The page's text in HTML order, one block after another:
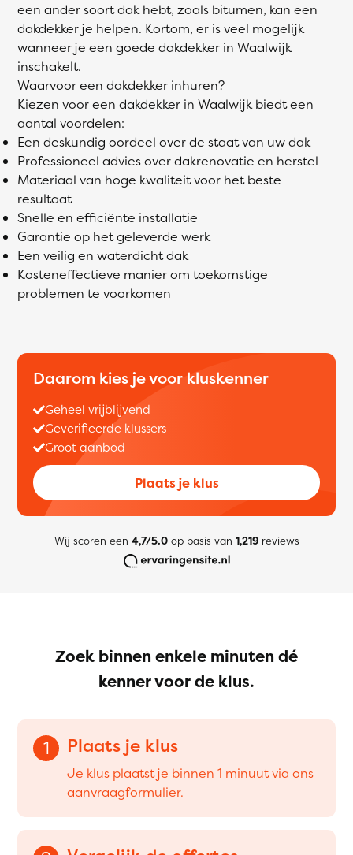
een ander soort dak hebt, zoals bitumen, kan een
dakdekker je helpen. Kortom, er is veel mogelijk
wanneer je een goede dakdekker in Waalwijk
inschakelt.
Waarvoor een dakdekker inhuren?
Kiezen voor een dakdekker in Waalwijk biedt een
aantal voordelen:
Een deskundig oordeel over de staat van uw dak
Professioneel advies over dakrenovatie en herstel
Materiaal van hoge kwaliteit voor het beste
resultaat
Snelle en efficiënte installatie
Garantie op het geleverde werk
Een veilig en waterdicht dak
Kosteneffectieve manier om toekomstige
problemen te voorkomen
Daarom kies je voor kluskenner
Geheel vrijblijvend
Geverifieerde klussers
Groot aanbod
Plaats je klus
Wij scoren een 4,7/5.0op basis van 1,219reviews
Zoek binnen enkele minuten dé
kenner voor de klus.
1 Plaats je klus
Je klus plaatst je binnen 1 minuut via ons
aanvraagformulier.